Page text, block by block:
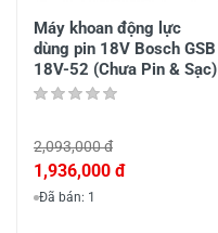
Máy khoan động lực
dùng pin 18V Bosch GSB
18V-52 (Chưa Pin & Sạc)
2,093,000 đ
1,936,000 đ
Đã bán: 1